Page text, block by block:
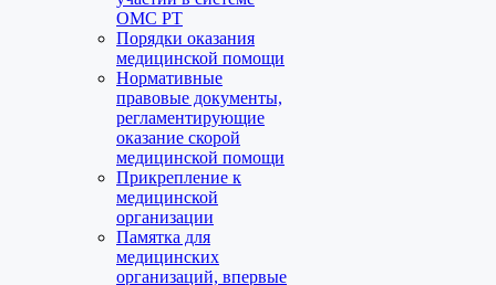
ОМС РТ
Порядки оказания
медицинской помощи
Нормативные
правовые документы,
регламентирующие
оказание скорой
медицинской помощи
Прикрепление к
медицинской
организации
Памятка для
медицинских
организаций, впервые